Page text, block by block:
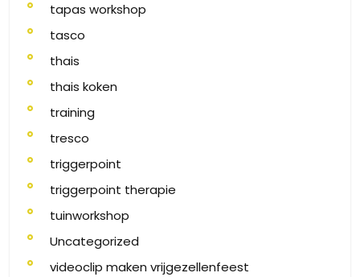
tapas workshop
tasco
thais
thais koken
training
tresco
triggerpoint
triggerpoint therapie
tuinworkshop
Uncategorized
videoclip maken vrijgezellenfeest